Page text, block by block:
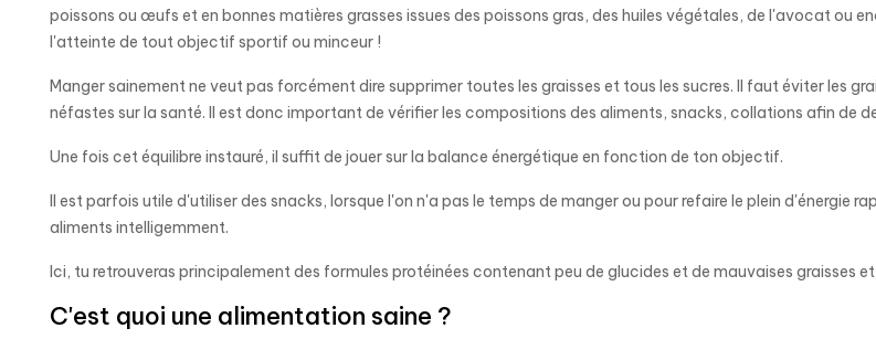
poissons ou œufs et en bonnes matières grasses issues des poissons gras, des huiles végétales, de l'avocat ou
l'atteinte de tout objectif sportif ou minceur !
Manger sainement ne veut pas forcément dire supprimer toutes les graisses et tous les sucres. Il faut éviter les
néfastes sur la santé. Il est donc important de vérifier les compositions des aliments, snacks, collations afin de
Une fois cet équilibre instauré, il suffit de jouer sur la balance énergétique en fonction de ton objectif.
Il est parfois utile d'utiliser des snacks, lorsque l'on n'a pas le temps de manger ou pour refaire le plein d'énergie
aliments intelligemment.
Ici, tu retrouveras principalement des formules protéinées contenant peu de glucides et de mauvaises graisses
C'est quoi une alimentation saine ?